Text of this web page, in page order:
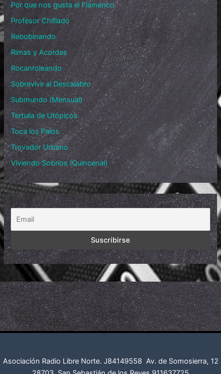
Por que nos gusta el Flamenco
Profesor Chiflado
Rebobinando
Rimas y Acordes
Rocanroleando
Sobrevivir al Descalabro
Submundo (Mensual)
Tertulia de Utópicos
Toca los Palos
Trovador Urbano
Viviendo Sobrios (Quincenal)
Asociación Radio Libre Norte. J84149558 Av. de Somosierra, 12